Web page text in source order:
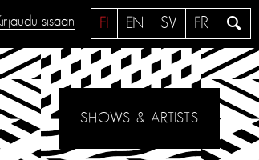
a
e
FI EN SV FR
sisään
SHOWS & ARTISTS